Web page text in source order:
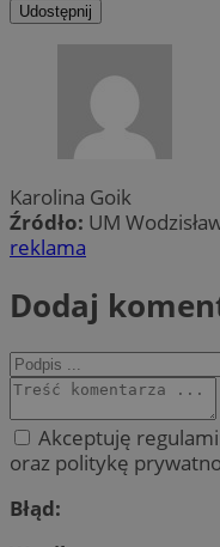
Udostępnij
Karolina Goik
Źródło: UM
reklama
Dodaj
Akceptuję
oraz politykę
Błąd: